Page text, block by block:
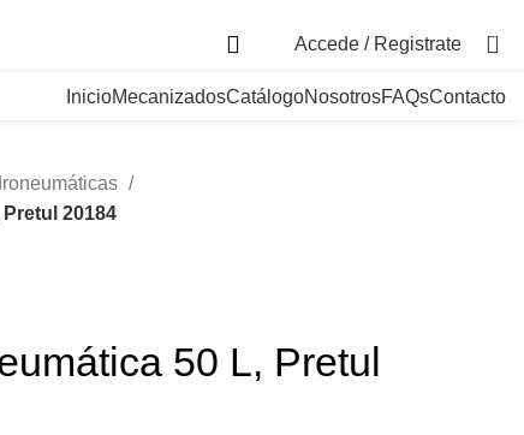
Accede / Registrate 0
InicioMecanizadosCatálogoNosotrosFAQsContacto
20184
50 L, Pretul